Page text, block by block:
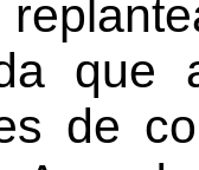
que
de